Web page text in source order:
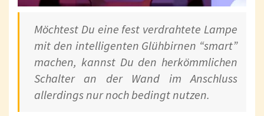
Möchtest Du eine fest verdrahtete Lampe
mit den intelligenten Glühbirnen “smart”
machen, kannst Du den herkömmlichen
Schalter an der Wand im Anschluss
allerdings nur noch bedingt nutzen.